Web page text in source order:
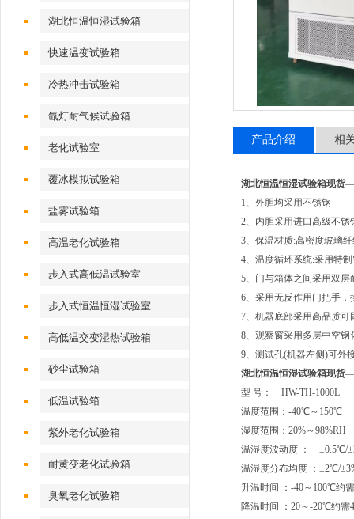
湖北恒温恒湿试验箱
快速温变试验箱
冷热冲击试验箱
氙灯耐气候试验箱
老化试验室
覆冰模拟试验箱
盐雾试验箱
高温老化试验箱
步入式高低温试验室
步入式恒温恒湿试验室
高低温交变湿热试验箱
砂尘试验箱
低温试验箱
紫外老化试验箱
耐黄变老化试验箱
臭氧老化试验箱
产品介绍 相
湖北恒温恒湿试验箱现货
1、外胆均采用不锈钢
2、内胆采用进口高级不锈
3、保温材质:高密度玻璃
4、温度循环系统:采用特
5、门与箱体之间采用双
6、采用无反作用门把手，
7、机器底部采用高品质可
8、观察窗采用多层中空
9、测试孔(机器左侧)可外
湖北恒温恒湿试验箱现货
型 号： HW-TH-1000L
温度范围：-40℃～150℃
湿度范围：20%～98%RH
温湿度波动度 ： ±0.5℃/
温湿度分布均度 ：±2℃/
升温时间 ：-40～100℃约
降温时间 ：20～-20℃约需